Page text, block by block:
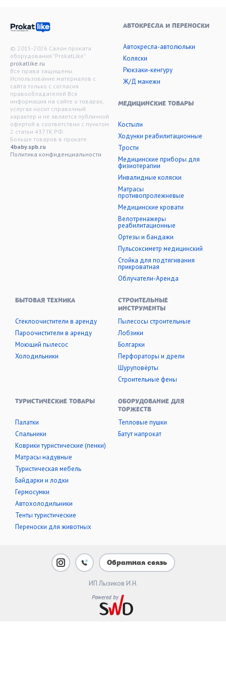
© 2015-2026 Салон проката
оборудования "ProkatLike"
prokatlike.ru
Все права защищены.
Использование материалов с
сайта только с согласия
правообладателей Вся
информация на сайте о товарах,
услугах носит справочный
характер и не является публичной
офертой в соответствии с пунктом
2 статьи 437 ГК РФ. .
Больше товаров в прокате
4baby.spb.ru
Политика конфиденциальности
АВТОКРЕСЛА И ПЕРЕНОСКИ
Автокресла-автолюльки
Коляски
Рюкзаки-кенгуру
Ж/Д манежи
МЕДИЦИНСКИЕ ТОВАРЫ
Костыли
Ходунки реабилитационные
Трости
Медицинские приборы для
физиотерапии
Инвалидные коляски
Матрасы
противопролежневые
Медицинские кровати
Велотренажеры
реабилитационные
Ортезы и бандажи
Пульсоксиметр медицинский
Стойка для подтягивания
прикроватная
Облучатели-Аренда
БЫТОВАЯ ТЕХНИКА
Стеклоочистители в аренду
Пароочистители в аренду
Моющий пылесос
Холодильники
СТРОИТЕЛЬНЫЕ
ИНСТРУМЕНТЫ
Пылесосы строительные
Лобзики
Болгарки
Перфораторы и дрели
Шуруповёрты
Строительные фены
ТУРИСТИЧЕСКИЕ ТОВАРЫ
Палатки
Cпальники
Коврики туристические (пенки)
Матрасы надувные
Туристическая мебель
Байдарки и лодки
Гермосумки
Автохолодильники
Тенты туристические
Переноски для животных
ОБОРУДОВАНИЕ ДЛЯ
ТОРЖЕСТВ
Тепловые пушки
Батут напрокат
Обратная связь
ИП Лызиков И.Н.